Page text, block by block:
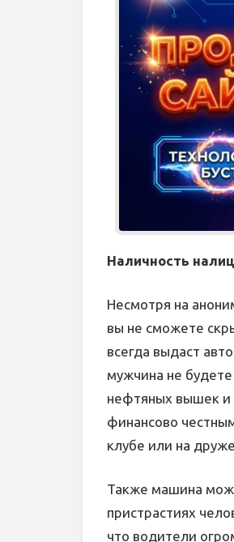
Наличность
Несмотря на
вы не сможете
всегда выдаст
мужчина не
нефтяных вышек и
финансово
клубе или на
Также машина
пристрастиях
что водители